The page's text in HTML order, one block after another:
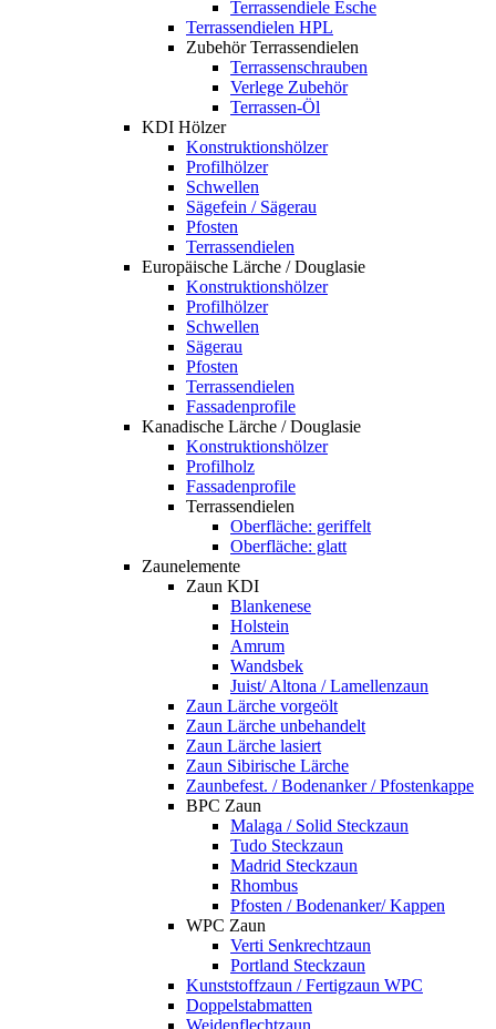
Terrassendiele Esche
Terrassendielen HPL
Zubehör Terrassendielen
Terrassenschrauben
Verlege Zubehör
Terrassen-Öl
KDI Hölzer
Konstruktionshölzer
Profilhölzer
Schwellen
Sägefein / Sägerau
Pfosten
Terrassendielen
Europäische Lärche / Douglasie
Konstruktionshölzer
Profilhölzer
Schwellen
Sägerau
Pfosten
Terrassendielen
Fassadenprofile
Kanadische Lärche / Douglasie
Konstruktionshölzer
Profilholz
Fassadenprofile
Terrassendielen
Oberfläche: geriffelt
Oberfläche: glatt
Zaunelemente
Zaun KDI
Blankenese
Holstein
Amrum
Wandsbek
Juist/ Altona / Lamellenzaun
Zaun Lärche vorgeölt
Zaun Lärche unbehandelt
Zaun Lärche lasiert
Zaun Sibirische Lärche
Zaunbefest. / Bodenanker / Pfostenkappe
BPC Zaun
Malaga / Solid Steckzaun
Tudo Steckzaun
Madrid Steckzaun
Rhombus
Pfosten / Bodenanker/ Kappen
WPC Zaun
Verti Senkrechtzaun
Portland Steckzaun
Kunststoffzaun / Fertigzaun WPC
Doppelstabmatten
Weidenflechtzaun